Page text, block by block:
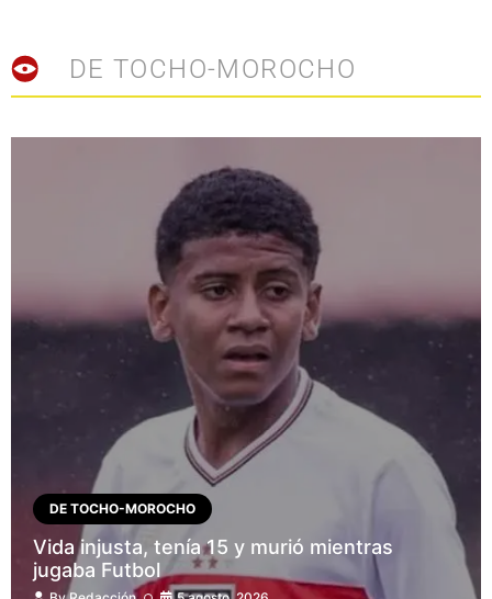
DE TOCHO-MOROCHO
DE TOCHO-MOROCHO
Vida injusta, tenía 15 y murió mientras
jugaba Futbol